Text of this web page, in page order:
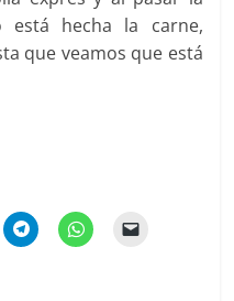
hecha la carne,
que veamos que está